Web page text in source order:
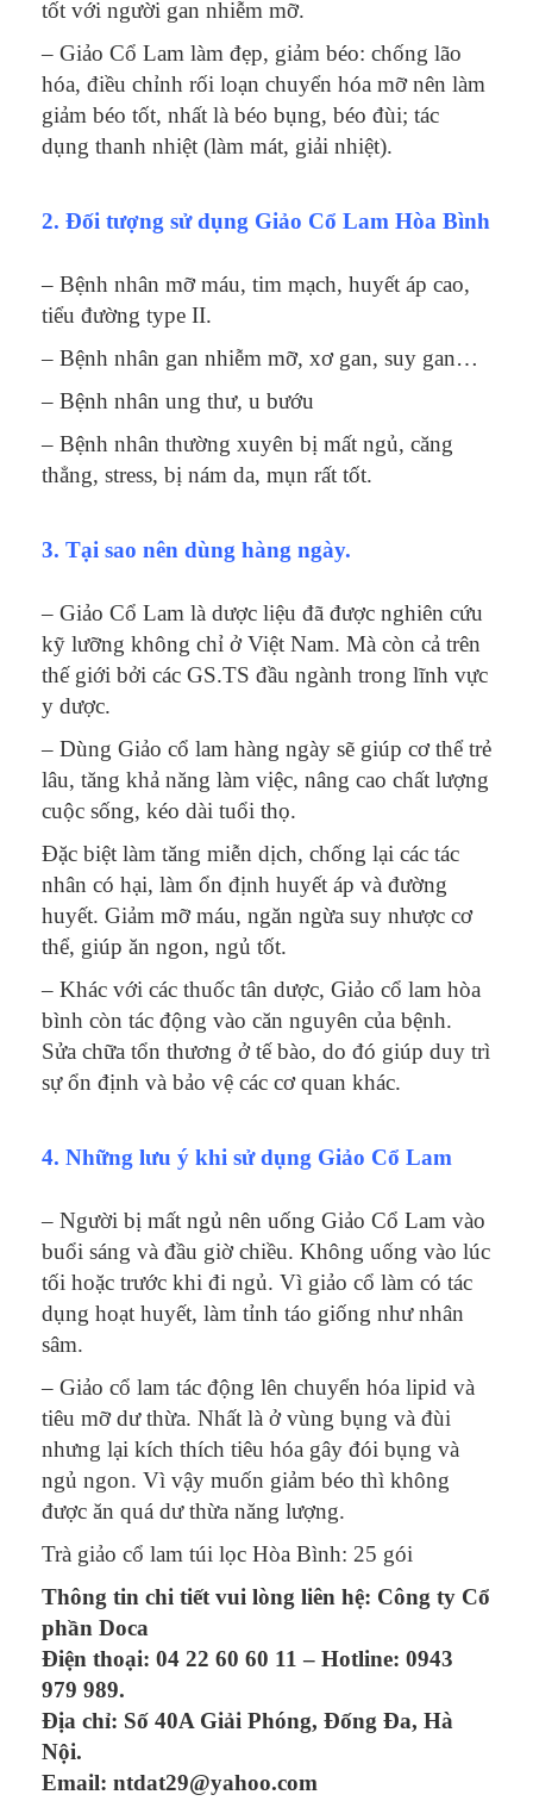
tốt với người gan nhiễm mỡ.
– Giảo Cổ Lam làm đẹp, giảm béo: chống lão
hóa, điều chỉnh rối loạn chuyển hóa mỡ nên làm
giảm béo tốt, nhất là béo bụng, béo đùi; tác
dụng thanh nhiệt (làm mát, giải nhiệt).
2. Đối tượng sử dụng Giảo Cổ Lam Hòa Bình
– Bệnh nhân mỡ máu, tim mạch, huyết áp cao,
tiểu đường type II.
– Bệnh nhân gan nhiễm mỡ, xơ gan, suy gan…
– Bệnh nhân ung thư, u bướu
– Bệnh nhân thường xuyên bị mất ngủ, căng
thẳng, stress, bị nám da, mụn rất tốt.
3. Tại sao nên dùng hàng ngày.
– Giảo Cổ Lam là dược liệu đã được nghiên cứu
kỹ lưỡng không chỉ ở Việt Nam. Mà còn cả trên
thế giới bởi các GS.TS đầu ngành trong lĩnh vực
y dược.
– Dùng Giảo cổ lam hàng ngày sẽ giúp cơ thể trẻ
lâu, tăng khả năng làm việc, nâng cao chất lượng
cuộc sống, kéo dài tuổi thọ.
Đặc biệt làm tăng miễn dịch, chống lại các tác
nhân có hại, làm ổn định huyết áp và đường
huyết. Giảm mỡ máu, ngăn ngừa suy nhược cơ
thể, giúp ăn ngon, ngủ tốt.
– Khác với các thuốc tân dược, Giảo cổ lam hòa
bình còn tác động vào căn nguyên của bệnh.
Sửa chữa tổn thương ở tế bào, do đó giúp duy trì
sự ổn định và bảo vệ các cơ quan khác.
4. Những lưu ý khi sử dụng Giảo Cổ Lam
– Người bị mất ngủ nên uống Giảo Cổ Lam vào
buổi sáng và đầu giờ chiều. Không uống vào lúc
tối hoặc trước khi đi ngủ. Vì giảo cổ làm có tác
dụng hoạt huyết, làm tỉnh táo giống như nhân
sâm.
– Giảo cổ lam tác động lên chuyển hóa lipid và
tiêu mỡ dư thừa. Nhất là ở vùng bụng và đùi
nhưng lại kích thích tiêu hóa gây đói bụng và
ngủ ngon. Vì vậy muốn giảm béo thì không
được ăn quá dư thừa năng lượng.
Trà giảo cổ lam túi lọc Hòa Bình: 25 gói
Thông tin chi tiết vui lòng liên hệ: Công ty Cổ
phần Doca
Điện thoại: 04 22 60 60 11 – Hotline: 0943
979 989.
Địa chỉ: Số 40A Giải Phóng, Đống Đa, Hà
Nội.
Email: ntdat29@yahoo.com